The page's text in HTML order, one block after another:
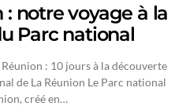
: notre voyage à la
Parc national
: 10 jours à la découverte
de La Réunion Le Parc national
créé en…